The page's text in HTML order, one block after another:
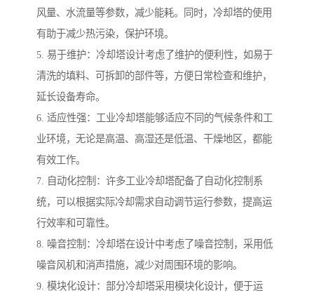
风量、水流量等参数，减少能耗。同时，冷却塔的使用
有助于减少热污染，保护环境。
5. 易于维护：冷却塔设计考虑了维护的便利性，如易于
清洗的填料、可拆卸的部件等，方便日常检查和维护，
延长设备寿命。
6. 适应性强：工业冷却塔能够适应不同的气候条件和工
业环境，无论是高温、高湿还是低温、干燥地区，都能
有效工作。
7. 自动化控制：许多工业冷却塔配备了自动化控制系
统，可以根据实际冷却需求自动调节运行参数，提高运
行效率和可靠性。
8. 噪音控制：冷却塔在设计中考虑了噪音控制，采用低
噪音风机和消声措施，减少对周围环境的影响。
9. 模块化设计：部分冷却塔采用模块化设计，便于运